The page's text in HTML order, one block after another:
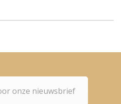
onze nieuwsbrief